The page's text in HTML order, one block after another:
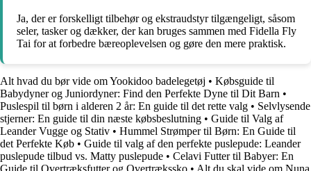
Ja, der er forskelligt tilbehør og ekstraudstyr tilgængeligt, såsom
seler, tasker og dækker, der kan bruges sammen med Fidella Fly
Tai for at forbedre bæreoplevelsen og gøre den mere praktisk.
Alt hvad du bør vide om Yookidoo badelegetøj • Købsguide til
Babydyner og Juniordyner: Find den Perfekte Dyne til Dit Barn •
Puslespil til børn i alderen 2 år: En guide til det rette valg • Selvlysende
stjerner: En guide til din næste købsbeslutning • Guide til Valg af
Leander Vugge og Stativ • Hummel Strømper til Børn: En Guide til
det Perfekte Køb • Guide til valg af den perfekte puslepude: Leander
puslepude tilbud vs. Matty puslepude • Celavi Futter til Babyer: En
Guide til Overtræksfutter og Overtrækssko • Alt du skal vide om Nuna